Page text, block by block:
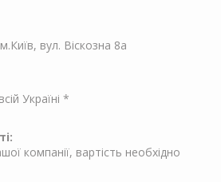
вул. Віскозна 8а
Україні *
компанії, вартість необхідно